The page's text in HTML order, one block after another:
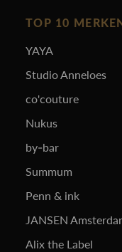
TOP 10
YAYA
Studio Anneloes
co'couture
Nukus
by-bar
Summum
Penn & ink
JANSEN
Alix the Label